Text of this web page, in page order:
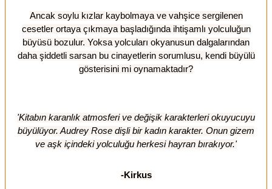
Ancak soylu kızlar kaybolmaya ve vahşice sergilenen
cesetler ortaya çıkmaya başladığında ihtişamlı yolculuğun
büyüsü bozulur. Yoksa yolcuları okyanusun dalgalarından
daha şiddetli sarsan bu cinayetlerin sorumlusu, kendi büyülü
gösterisini mi oynamaktadır?
'Kitabın karanlık atmosferi ve değişik karakterleri okuyucuyu
büyülüyor. Audrey Rose dişli bir kadın karakter. Onun gizem
ve aşk içindeki yolculuğu herkesi hayran bırakıyor.'
-Kirkus